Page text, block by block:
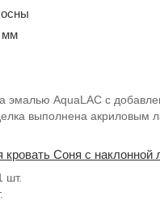
мм
эмалью AquaLAC с
выполнена акриловым
Соня с наклонной
шт.